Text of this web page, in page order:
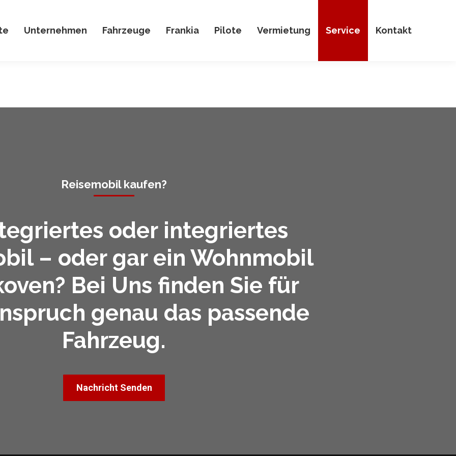
Unternehmen Fahrzeuge Frankia Pilote Vermietung Service Kontakt
Reisemobil kaufen?
oder integriertes
– oder gar ein Wohnmobil
Bei Uns finden Sie für
genau das passende
Fahrzeug.
Nachricht Senden